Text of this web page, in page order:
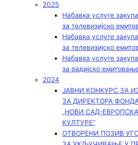
2025
Набавка услуге
за телевизијско
Набавка услуге
за телевизијско
Набавка услуге
за радијско
2024
ЈАВНИ КОНКУРС ЗА
ЗА ДИРЕКТОРА
„НОВИ САД-
КУЛТУРЕ“
ОТВОРЕНИ ПОЗИВ